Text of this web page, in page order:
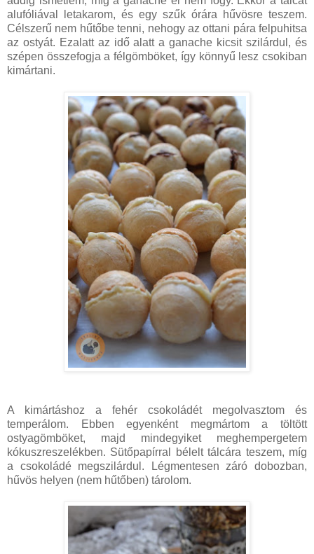
alufóliával letakarom, és egy szűk órára hűvösre teszem.
Célszerű nem hűtőbe tenni, nehogy az ottani pára felpuhitsa
az ostyát. Ezalatt az idő alatt a ganache kicsit szilárdul, és
szépen összefogja a félgömböket, így könnyű lesz csokiban
kimártani.
A kimártáshoz a fehér csokoládét megolvasztom és
temperálom. Ebben egyenként megmártom a töltött
ostyagömböket, majd mindegyiket meghempergetem
kókuszreszelékben. Sütőpapírral bélelt tálcára teszem, míg
a csokoládé megszilárdul. Légmentesen záró dobozban,
hűvös helyen (nem hűtőben) tárolom.